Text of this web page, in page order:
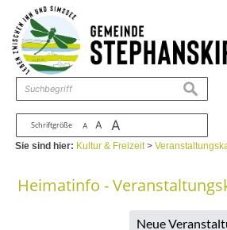
Zum Inhalt ,zur Navigation
Schriftgröße A A A
suchen
Sie sind hier: Kultur & Freizeit>
Heimatinfo -